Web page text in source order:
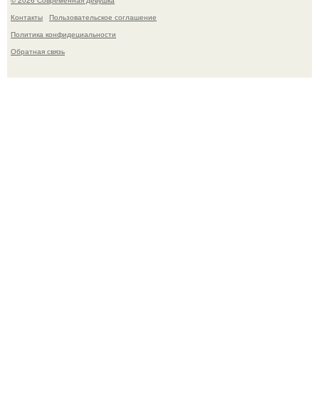
Контакты
Пользовательское соглашение
Политика конфидециальности
Обратная связь